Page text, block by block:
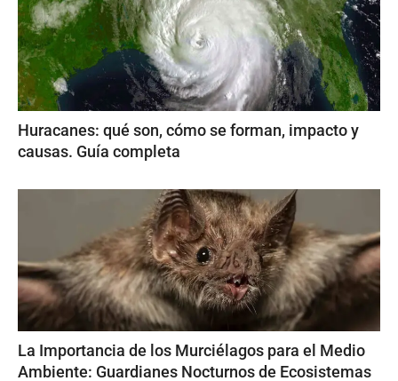
Huracanes: qué son, cómo se forman, impacto y
causas. Guía completa
La Importancia de los Murciélagos para el Medio
Ambiente: Guardianes Nocturnos de Ecosistemas